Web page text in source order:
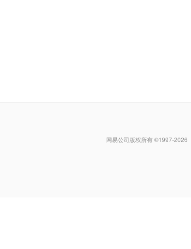
网易公司版权所有 ©1997-2026